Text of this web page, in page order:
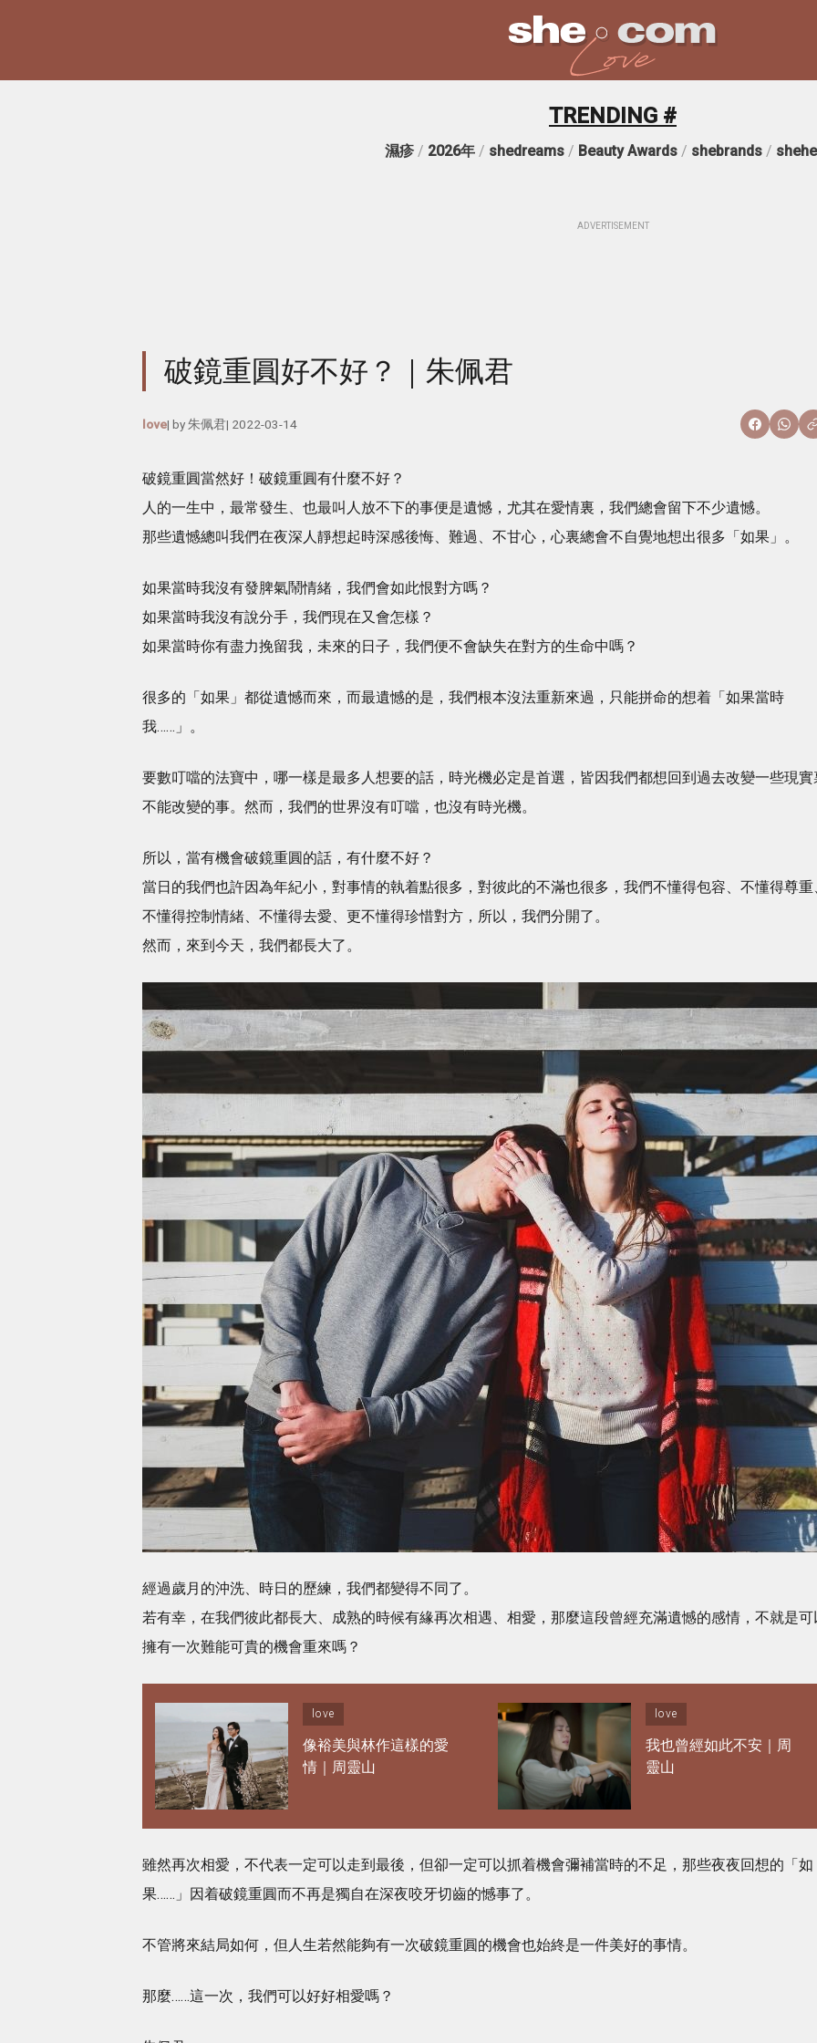
TRENDING #
濕疹/ 2026年/ shedreams/ Beauty Awards/ shebrands/
ADVERTISEMENT
破鏡重圓好不好？｜朱佩君
love| by朱佩君| 2022-03-14
破鏡重圓當然好！破鏡重圓有什麼不好？
人的一生中，最常發生、也最叫人放不下的事便是遺憾，尤其在愛情裏，我們總會留下不少遺憾。
那些遺憾總叫我們在夜深人靜想起時深感後悔、難過、不甘心，心裏總會不自覺地想出很多「如果」。
如果當時我沒有發脾氣鬧情緒，我們會如此恨對方嗎？
如果當時我沒有說分手，我們現在又會怎樣？
如果當時你有盡力挽留我，未來的日子，我們便不會缺失在對方的生命中嗎？
很多的「如果」都從遺憾而來，而最遺憾的是，我們根本沒法重新來過，只能拼命的想着「如果當時
我……」。
要數叮噹的法寶中，哪一樣是最多人想要的話，時光機必定是首選，皆因我們都想回到過去改變一些現實
不能改變的事。然而，我們的世界沒有叮噹，也沒有時光機。
所以，當有機會破鏡重圓的話，有什麼不好？
當日的我們也許因為年紀小，對事情的執着點很多，對彼此的不滿也很多，我們不懂得包容、不懂得尊重
不懂得控制情緒、不懂得去愛、更不懂得珍惜對方，所以，我們分開了。
然而，來到今天，我們都長大了。
經過歲月的沖洗、時日的歷練，我們都變得不同了。
若有幸，在我們彼此都長大、成熟的時候有緣再次相遇、相愛，那麼這段曾經充滿遺憾的感情，不就是可
擁有一次難能可貴的機會重來嗎？
love
像裕美與林作這樣的愛
情｜周靈山
love
我也曾經如此不安｜周
靈山
雖然再次相愛，不代表一定可以走到最後，但卻一定可以抓着機會彌補當時的不足，那些夜夜回想的「如
果……」因着破鏡重圓而不再是獨自在深夜咬牙切齒的憾事了。
不管將來結局如何，但人生若然能夠有一次破鏡重圓的機會也始終是一件美好的事情。
那麼……這一次，我們可以好好相愛嗎？